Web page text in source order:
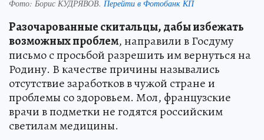
Фото: Борис КУДРЯВОВ. Перейти в Фотобанк КП
Разочарованные скитальцы, дабы избежать
возможных проблем, направили в Госдуму
письмо с просьбой разрешить им вернуться на
Родину. В качестве причины назывались
отсутствие заработков в чужой стране и
проблемы со здоровьем. Мол, французские
врачи в подметки не годятся российским
светилам медицины.